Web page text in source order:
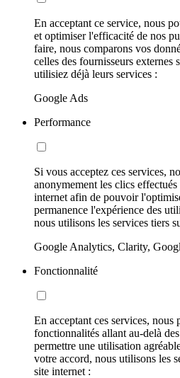
En acceptant ce service, nous
et optimiser l'efficacité de nos
faire, nous comparons vos
celles des fournisseurs
utilisiez déjà leurs services :
Google Ads
Performance
Si vous acceptez ces services,
anonymement les clics
internet afin de pouvoir
permanence l'expérience des
nous utilisons les services tiers
Google Analytics, Clarity,
Fonctionnalité
En acceptant ces services,
fonctionnalités allant au-delà
permettre une utilisation
votre accord, nous utilisons les
site internet :